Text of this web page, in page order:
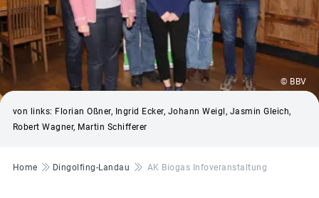
© BBV
von links: Florian Oßner, Ingrid Ecker, Johann Weigl, Jasmin Gleich,
Robert Wagner, Martin Schifferer
Pfadnavigation
Home Dingolfing-Landau AK Biogas Infoveranstaltung